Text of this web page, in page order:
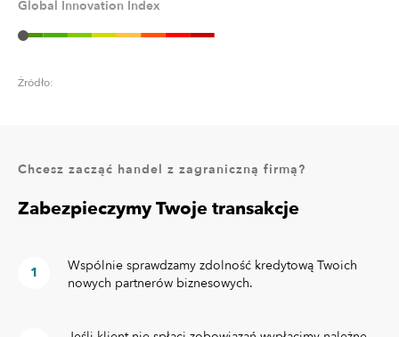
Global Innovation Index
Źródło:
Chcesz zacząć handel z zagraniczną firmą?
Zabezpieczymy Twoje transakcje
Wspólnie sprawdzamy zdolność kredytową Twoich
nowych partnerów biznesowych.